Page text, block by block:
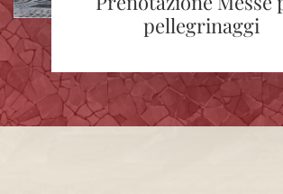
pellegrinaggi